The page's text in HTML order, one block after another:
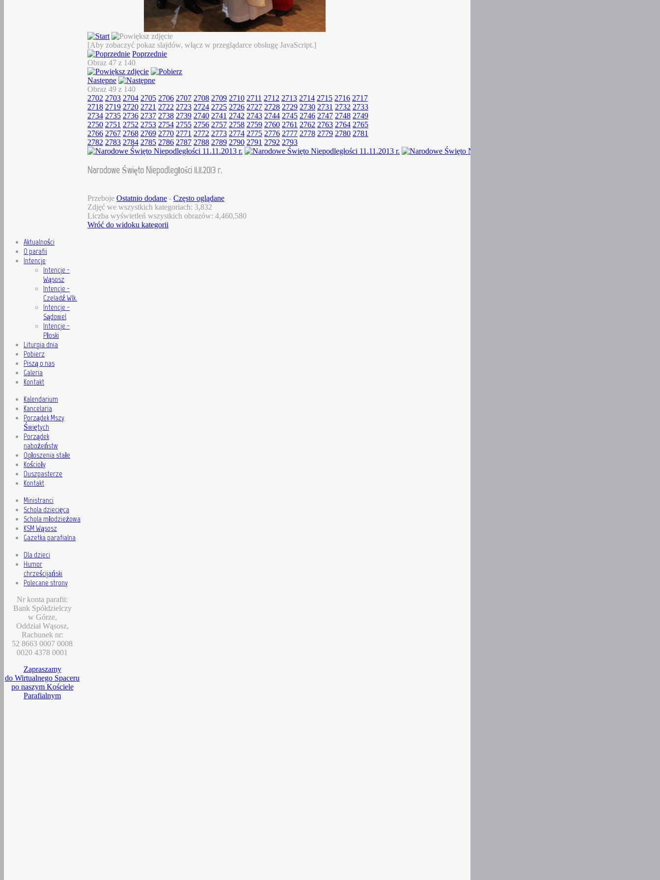
[Aby zobaczyć pokaz slajdów, włącz w przeglądarce obsługę JavaScript.]
Poprzednie
Obraz 47 z 140
Następne
Obraz 49 z 140
2702 2703 2704 2705 2706 2707 2708 2709 2710 2711 2712 2713 2714 2715 2716 2717
2718 2719 2720 2721 2722 2723 2724 2725 2726 2727 2728 2729 2730 2731 2732 2733
2734 2735 2736 2737 2738 2739 2740 2741 2742 2743 2744 2745 2746 2747 2748 2749
2750 2751 2752 2753 2754 2755 2756 2757 2758 2759 2760 2761 2762 2763 2764 2765
2766 2767 2768 2769 2770 2771 2772 2773 2774 2775 2776 2777 2778 2779 2780 2781
2782 2783 2784 2785 2786 2787 2788 2789 2790 2791 2792 2793
Narodowe Święto Niepodległości 11.11.2013 r.
Przeboje Ostatnio dodane - Często oglądane
Zdjęć we wszystkich kategoriach: 3,832
Liczba wyświetleń wszystkich obrazów: 4,460,580
Wróć do widoku kategorii
Aktualności
O parafii
Intencje
Intencje -
Wąsosz
Intencje -
Czeladź Wlk.
Intencje -
Sądowel
Intencje -
Płoski
Liturgia dnia
Pobierz
Piszą o nas
Galeria
Kontakt
Kalendarium
Kancelaria
Porządek Mszy
Świętych
Porządek
nabożeństw
Ogłoszenia stałe
Kościoły
Duszpasterze
Kontakt
Ministranci
Schola dziecięca
Schola młodzieżowa
KSM Wąsosz
Gazetka parafialna
Dla dzieci
Humor
chrześcijański
Polecane strony
Nr konta parafii:
Bank Spółdzielczy
w Górze,
Oddział Wąsosz,
Rachunek nr:
52 8663 0007 0008
0020 4378 0001
Zapraszamy
do Wirtualnego Spaceru
po naszym Kościele
Parafialnym